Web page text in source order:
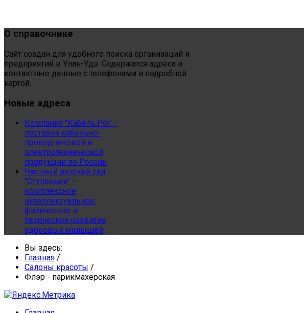
О справочнике
Сайт создан для удобного поиска организаций и
предприятий в Улан-Удэ. Содержатся адреса и
контактные данные с телефонами и подробной
картой.
Новые адреса
Компания "Кабель.РФ" -
поставка кабельно-
проводниковой и
электротехнической
продукции по России
Частный детский сад
"Ступеньки" -
комплексное
интеллектуальное,
физическое и
творческое развитие
здоровых малышей
Вы здесь:
Главная /
Салоны красоты /
Флэр - парикмахерская